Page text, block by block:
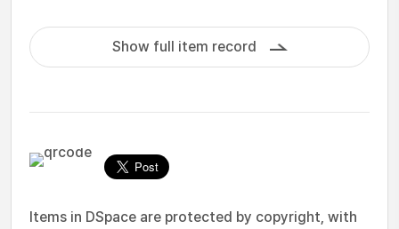
Show full item record
Items in DSpace are protected by copyright, with